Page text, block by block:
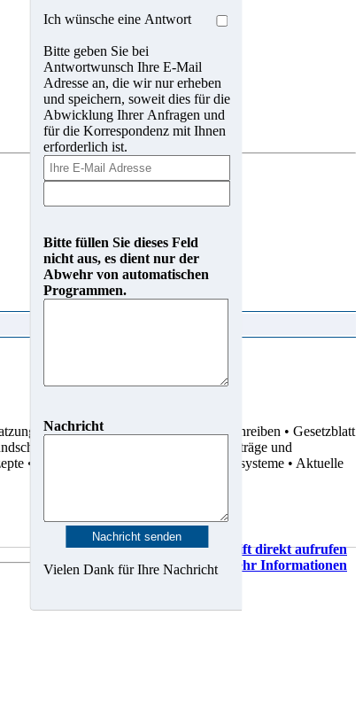
• Dienstvereinbarungen• Rundschreiben • Gesetzblatt
• Verträge und
• Karten, Pläne und Geo-Informationssysteme • Aktuelle
Vorschrift direkt aufrufen
Mehr Informationen
Ich wünsche eine Antwort
Bitte geben Sie bei
Antwortwunsch Ihre E-Mail
Adresse an, die wir nur erheben
und speichern, soweit dies für die
Abwicklung Ihrer Anfragen und
für die Korrespondenz mit Ihnen
erforderlich ist.
Bitte füllen Sie dieses Feld
nicht aus, es dient nur der
Abwehr von automatischen
Programmen.
Nachricht
Vielen Dank für Ihre Nachricht